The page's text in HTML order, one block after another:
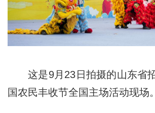
这是9月23日拍摄的山东省
国农民丰收节全国主场活动现场。